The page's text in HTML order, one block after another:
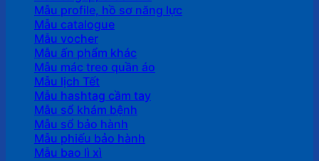
Mẫu profile, hồ sơ năng lực
Mẫu catalogue
Mẫu vocher
Mẫu ấn phẩm khác
Mẫu mác treo quần áo
Mẫu lịch Tết
Mẫu hashtag cầm tay
Mẫu sổ khám bệnh
Mẫu sổ bảo hành
Mẫu phiếu bảo hành
Mẫu bao lì xì